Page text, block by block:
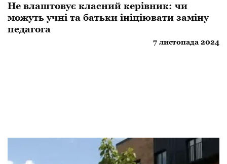
Не влаштовує класний керівник: чи
можуть учні та батьки ініціювати заміну
педагога
7 листопада 2024